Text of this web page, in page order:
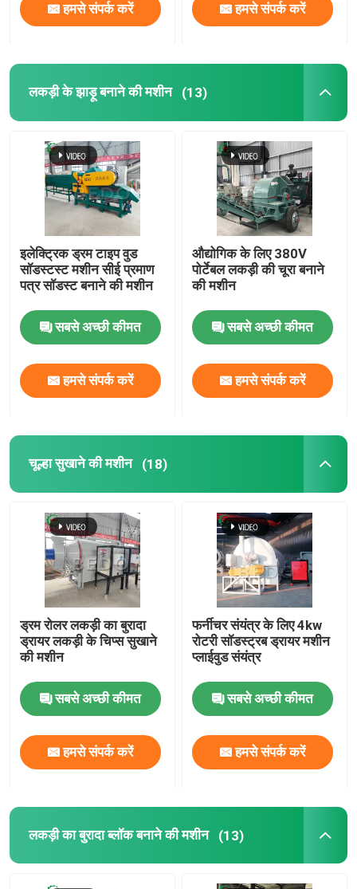
घर
उत्पाद
हमारे बारे में
गुणवत्ता नियंत्रण
हमसे संपर्क करें
समाचार
लकड़ी कोल्हू मशीन
लकड़ी के झाड़ू बनाने की मशीन
चूल्हा सुखाने की मशीन
लकड़ी का बुरादा ब्लॉक बनाने की मशीन
लकड़ी फाड़ने की मशीन
हमसे संपर्क करें हमसे संपर्क करें
लकड़ी के झाड़ू बनाने की मशीन (13)
इलेक्ट्रिक ड्रम टाइप वुड
सॉडस्टस्ट मशीन सीई प्रमाण
पत्र सॉडस्ट बनाने की मशीन
सबसे अच्छी कीमत
हमसे संपर्क करें
औद्योगिक के लिए 380V
पोर्टेबल लकड़ी की चूरा बनाने
की मशीन
सबसे अच्छी कीमत
हमसे संपर्क करें
चूल्हा सुखाने की मशीन (18)
ड्रम रोलर लकड़ी का बुरादा
ड्रायर लकड़ी के चिप्स सुखाने
की मशीन
सबसे अच्छी कीमत
हमसे संपर्क करें
फर्नीचर संयंत्र के लिए 4kw
रोटरी सॉडस्ट्रब ड्रायर मशीन
प्लाईवुड संयंत्र
सबसे अच्छी कीमत
हमसे संपर्क करें
लकड़ी का बुरादा ब्लॉक बनाने की मशीन (13)